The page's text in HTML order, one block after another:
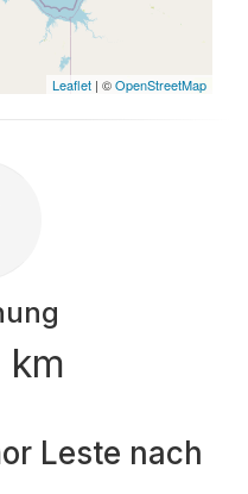
Leaflet | ©OpenStreetMap
km
Leste nach